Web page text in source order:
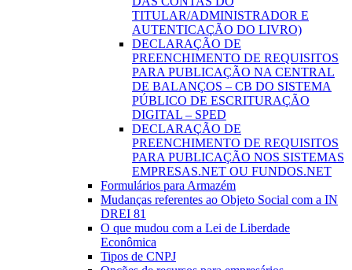
TITULAR/ADMINISTRADOR E
AUTENTICAÇÃO DO LIVRO)
DECLARAÇÃO DE
PREENCHIMENTO DE REQUISITOS
PARA PUBLICAÇÃO NA CENTRAL
DE BALANÇOS – CB DO SISTEMA
PÚBLICO DE ESCRITURAÇÃO
DIGITAL – SPED
DECLARAÇÃO DE
PREENCHIMENTO DE REQUISITOS
PARA PUBLICAÇÃO NOS SISTEMAS
EMPRESAS.NET OU FUNDOS.NET
Formulários para Armazém
Mudanças referentes ao Objeto Social com a IN
DREI 81
O que mudou com a Lei de Liberdade
Econômica
Tipos de CNPJ